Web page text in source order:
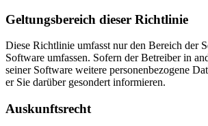
Geltungsbereich dieser Richtlinie
Diese Richtlinie umfasst nur den Bereich der
Software umfassen. Sofern der Betreiber in
seiner Software weitere personenbezogene
er Sie darüber gesondert informieren.
Auskunftsrecht